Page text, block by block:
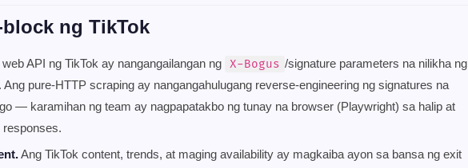
ng TikTok
API ng TikTok ay nangangailangan ng X-Bogus /signature parameters na nilikha ng
pure-HTTP scraping ay nangangahulugang reverse-engineering ng signatures na
— karamihan ng team ay nagpapatakbo ng tunay na browser (Playwright) sa halip at
responses.
Ang TikTok content, trends, at maging availability ay magkaiba ayon sa bansa ng exit